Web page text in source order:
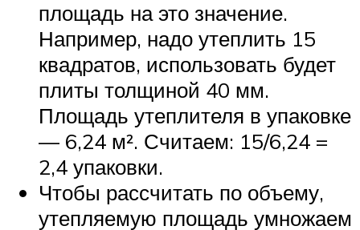
площадь на это значение.
Например, надо утеплить 15
квадратов, использовать будет
плиты толщиной 40 мм.
Площадь утеплителя в упаковке
— 6,24 м². Считаем: 15/6,24 =
2,4 упаковки.
Чтобы рассчитать по объему,
утепляемую площадь умножаем